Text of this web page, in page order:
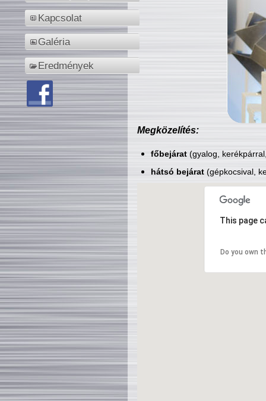
Kapcsolat
Galéria
Eredmények
Megközelítés:
főbejárat(gyalog,
hátsó bejárat(gépkocsival,
This page
Do you own